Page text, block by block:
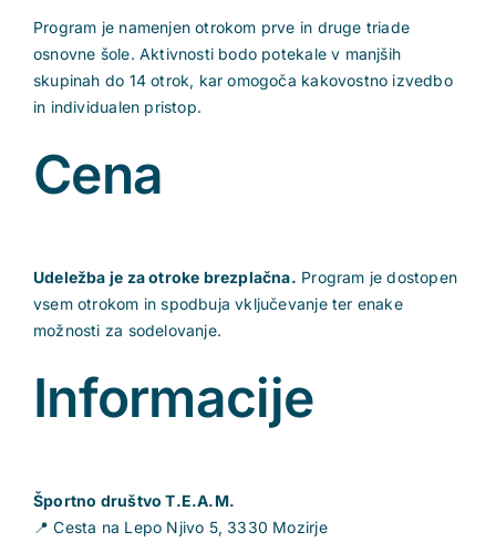
Program je namenjen otrokom prve in druge triade
osnovne šole. Aktivnosti bodo potekale v manjših
skupinah do 14 otrok, kar omogoča kakovostno izvedbo
in individualen pristop.
Cena
Udeležba je za otroke brezplačna. Program je dostopen
vsem otrokom in spodbuja vključevanje ter enake
možnosti za sodelovanje.
Informacije
Športno društvo T.E.A.M.
📍 Cesta na Lepo Njivo 5, 3330 Mozirje